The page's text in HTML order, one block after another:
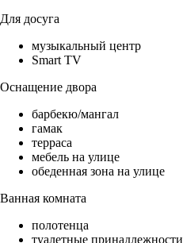
Для досуга
музыкальный центр
Smart TV
Оснащение двора
барбекю/мангал
гамак
терраса
мебель на улице
обеденная зона на улице
Ванная комната
полотенца
туалетные принадлежности